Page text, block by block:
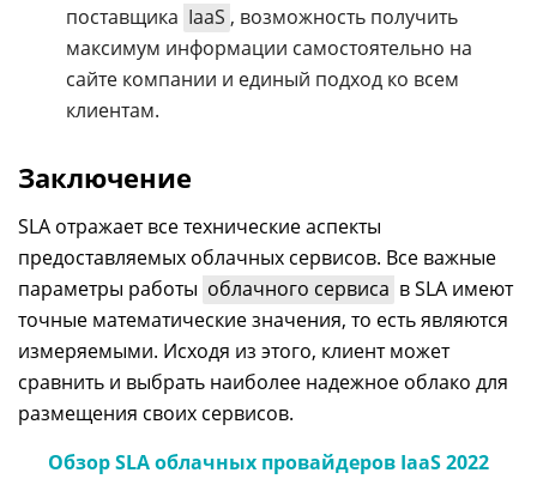
поставщика IaaS , возможность получить
максимум информации самостоятельно на
сайте компании и единый подход ко всем
клиентам.
Заключение
SLA отражает все технические аспекты
предоставляемых облачных сервисов. Все важные
параметры работы облачного сервиса в SLA имеют
точные математические значения, то есть являются
измеряемыми. Исходя из этого, клиент может
сравнить и выбрать наиболее надежное облако для
размещения своих сервисов.
Обзор SLA облачных провайдеров IaaS 2022